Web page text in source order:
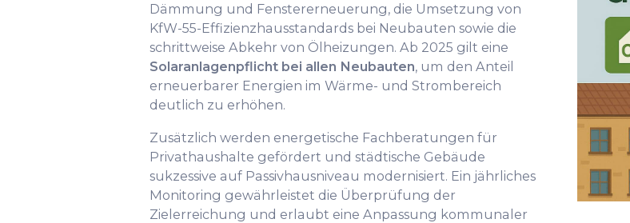
Dämmung und Fenstererneuerung, die Umsetzung von
KfW-55-Effizienzhausstandards bei Neubauten sowie die
schrittweise Abkehr von Ölheizungen. Ab 2025 gilt eine
Solaranlagenpflicht bei allen Neubauten, um den Anteil
erneuerbarer Energien im Wärme- und Strombereich
deutlich zu erhöhen.
Zusätzlich werden energetische Fachberatungen für
Privathaushalte gefördert und städtische Gebäude
sukzessive auf Passivhausniveau modernisiert. Ein jährliches
Monitoring gewährleistet die Überprüfung der
Zielerreichung und erlaubt eine Anpassung kommunaler